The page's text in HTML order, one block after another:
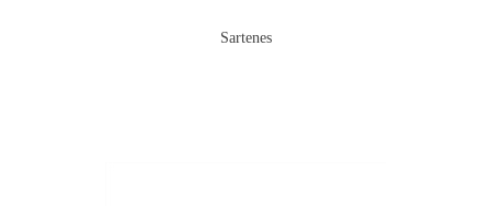
Sartenes